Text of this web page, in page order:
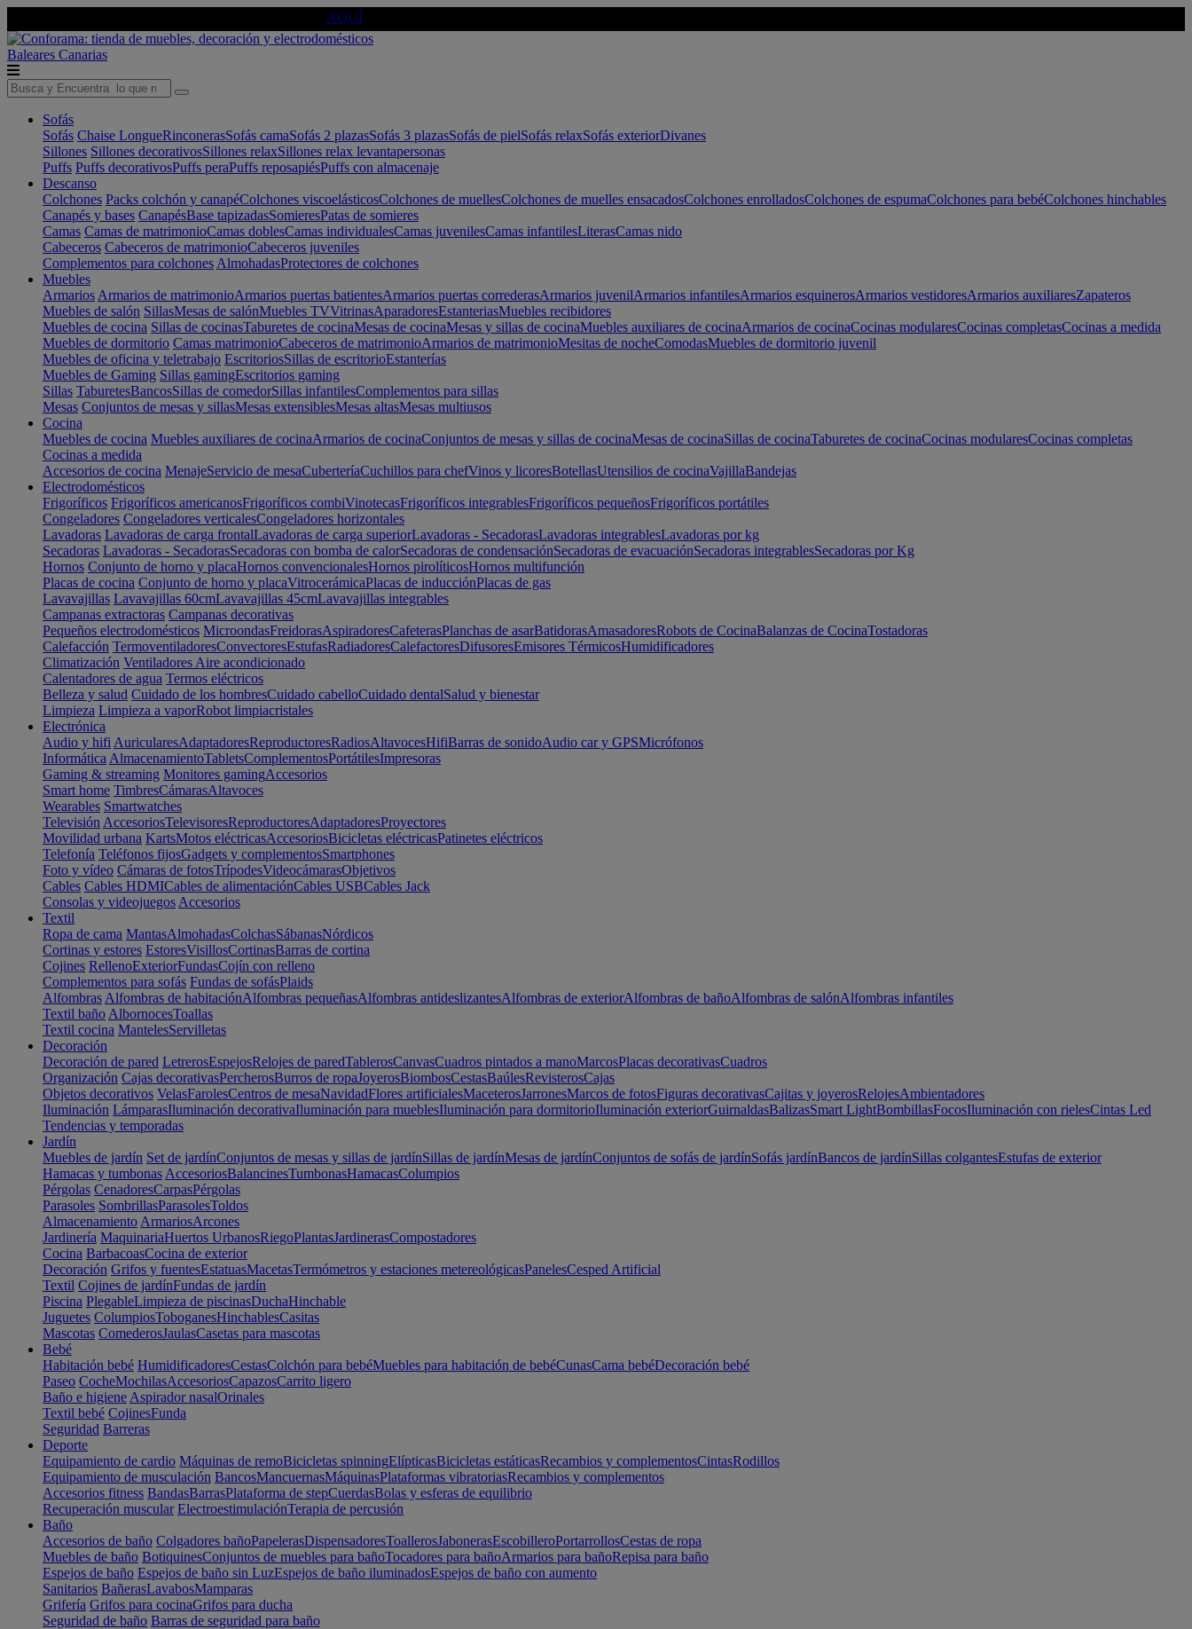
AQUÍ
Baleares Canarias
Sofás
Sofás Chaise LongueRinconerasSofás camaSofás 2 plazasSofás 3 plazasSofás de pielSofás relaxSofás exteriorDivanes
Sillones Sillones decorativosSillones relaxSillones relax levantapersonas
Puffs Puffs decorativosPuffs peraPuffs reposapiésPuffs con almacenaje
Descanso
Colchones Packs colchón y canapéColchones viscoelásticosColchones de muellesColchones de muelles ensacadosColchones enrolladosColchones de espumaColchones para bebéColchones hinchables
Canapés y bases CanapésBase tapizadasSomieresPatas de somieres
Camas Camas de matrimonioCamas doblesCamas individualesCamas juvenilesCamas infantilesLiterasCamas nido
Cabeceros Cabeceros de matrimonioCabeceros juveniles
Complementos para colchones AlmohadasProtectores de colchones
Muebles
Armarios Armarios de matrimonioArmarios puertas batientesArmarios puertas correderasArmarios juvenilArmarios infantilesArmarios esquinerosArmarios vestidoresArmarios auxiliaresZapateros
Muebles de salón SillasMesas de salónMuebles TVVitrinasAparadoresEstanteriasMuebles recibidores
Muebles de cocina Sillas de cocinasTaburetes de cocinaMesas de cocinaMesas y sillas de cocinaMuebles auxiliares de cocinaArmarios de cocinaCocinas modularesCocinas completasCocinas a medida
Muebles de dormitorio Camas matrimonioCabeceros de matrimonioArmarios de matrimonioMesitas de nocheComodasMuebles de dormitorio juvenil
Muebles de oficina y teletrabajo EscritoriosSillas de escritorioEstanterías
Muebles de Gaming Sillas gamingEscritorios gaming
Sillas TaburetesBancosSillas de comedorSillas infantilesComplementos para sillas
Mesas Conjuntos de mesas y sillasMesas extensiblesMesas altasMesas multiusos
Cocina
Muebles de cocina Muebles auxiliares de cocinaArmarios de cocinaConjuntos de mesas y sillas de cocinaMesas de cocinaSillas de cocinaTaburetes de cocinaCocinas modularesCocinas completas
Cocinas a medida
Accesorios de cocina MenajeServicio de mesaCuberteríaCuchillos para chefVinos y licoresBotellasUtensilios de cocinaVajillaBandejas
Electrodomésticos
Frigoríficos Frigoríficos americanosFrigoríficos combiVinotecasFrigoríficos integrablesFrigoríficos pequeñosFrigoríficos portátiles
Congeladores Congeladores verticalesCongeladores horizontales
Lavadoras Lavadoras de carga frontalLavadoras de carga superiorLavadoras - SecadorasLavadoras integrablesLavadoras por kg
Secadoras Lavadoras - SecadorasSecadoras con bomba de calorSecadoras de condensaciónSecadoras de evacuaciónSecadoras integrablesSecadoras por Kg
Hornos Conjunto de horno y placaHornos convencionalesHornos pirolíticosHornos multifunción
Placas de cocina Conjunto de horno y placaVitrocerámicaPlacas de inducciónPlacas de gas
Lavavajillas Lavavajillas 60cmLavavajillas 45cmLavavajillas integrables
Campanas extractoras Campanas decorativas
Pequeños electrodomésticos MicroondasFreidorasAspiradoresCafeterasPlanchas de asarBatidorasAmasadoresRobots de CocinaBalanzas de CocinaTostadoras
Calefacción TermoventiladoresConvectoresEstufasRadiadoresCalefactoresDifusoresEmisores TérmicosHumidificadores
Climatización Ventiladores Aire acondicionado
Calentadores de agua Termos eléctricos
Belleza y salud Cuidado de los hombresCuidado cabelloCuidado dentalSalud y bienestar
Limpieza Limpieza a vaporRobot limpiacristales
Electrónica
Audio y hifi AuricularesAdaptadoresReproductoresRadiosAltavocesHifiBarras de sonidoAudio car y GPSMicrófonos
Informática AlmacenamientoTabletsComplementosPortátilesImpresoras
Gaming & streaming Monitores gamingAccesorios
Smart home TimbresCámarasAltavoces
Wearables Smartwatches
Televisión AccesoriosTelevisoresReproductoresAdaptadoresProyectores
Movilidad urbana KartsMotos eléctricasAccesoriosBicicletas eléctricasPatinetes eléctricos
Telefonía Teléfonos fijosGadgets y complementosSmartphones
Foto y vídeo Cámaras de fotosTrípodesVideocámarasObjetivos
Cables Cables HDMICables de alimentaciónCables USBCables Jack
Consolas y videojuegos Accesorios
Textil
Ropa de cama MantasAlmohadasColchasSábanasNórdicos
Cortinas y estores EstoresVisillosCortinasBarras de cortina
Cojines RellenoExteriorFundasCojín con relleno
Complementos para sofás Fundas de sofásPlaids
Alfombras Alfombras de habitaciónAlfombras pequeñasAlfombras antideslizantesAlfombras de exteriorAlfombras de bañoAlfombras de salónAlfombras infantiles
Textil baño AlbornocesToallas
Textil cocina MantelesServilletas
Decoración
Decoración de pared LetrerosEspejosRelojes de paredTablerosCanvasCuadros pintados a manoMarcosPlacas decorativasCuadros
Organización Cajas decorativasPercherosBurros de ropaJoyerosBiombosCestasBaúlesRevisterosCajas
Objetos decorativos VelasFarolesCentros de mesaNavidadFlores artificialesMaceterosJarronesMarcos de fotosFiguras decorativasCajitas y joyerosRelojesAmbientadores
Iluminación LámparasIluminación decorativaIluminación para mueblesIluminación para dormitorioIluminación exteriorGuirnaldasBalizasSmart LightBombillasFocosIluminación con rielesCintas Led
Tendencias y temporadas
Jardín
Muebles de jardín Set de jardínConjuntos de mesas y sillas de jardínSillas de jardínMesas de jardínConjuntos de sofás de jardínSofás jardínBancos de jardínSillas colgantesEstufas de exterior
Hamacas y tumbonas AccesoriosBalancinesTumbonasHamacasColumpios
Pérgolas CenadoresCarpasPérgolas
Parasoles SombrillasParasolesToldos
Almacenamiento ArmariosArcones
Jardinería MaquinariaHuertos UrbanosRiegoPlantasJardinerasCompostadores
Cocina BarbacoasCocina de exterior
Decoración Grifos y fuentesEstatuasMacetasTermómetros y estaciones metereológicasPanelesCesped Artificial
Textil Cojines de jardínFundas de jardín
Piscina PlegableLimpieza de piscinasDuchaHinchable
Juguetes ColumpiosToboganesHinchablesCasitas
Mascotas ComederosJaulasCasetas para mascotas
Bebé
Habitación bebé HumidificadoresCestasColchón para bebéMuebles para habitación de bebéCunasCama bebéDecoración bebé
Paseo CocheMochilasAccesoriosCapazosCarrito ligero
Baño e higiene Aspirador nasalOrinales
Textil bebé CojinesFunda
Seguridad Barreras
Deporte
Equipamiento de cardio Máquinas de remoBicicletas spinningElípticasBicicletas estáticasRecambios y complementosCintasRodillos
Equipamiento de musculación BancosMancuernasMáquinasPlataformas vibratoriasRecambios y complementos
Accesorios fitness BandasBarrasPlataforma de stepCuerdasBolas y esferas de equilibrio
Recuperación muscular ElectroestimulaciónTerapia de percusión
Baño
Accesorios de baño Colgadores bañoPapelerasDispensadoresToallerosJabonerasEscobilleroPortarrollosCestas de ropa
Muebles de baño BotiquinesConjuntos de muebles para bañoTocadores para bañoArmarios para bañoRepisa para baño
Espejos de baño Espejos de baño sin LuzEspejos de baño iluminadosEspejos de baño con aumento
Sanitarios BañerasLavabosMamparas
Grifería Grifos para cocinaGrifos para ducha
Seguridad de baño Barras de seguridad para baño